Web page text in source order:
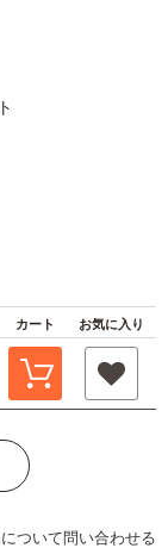
カート お気に入り
ついて問い合わせる